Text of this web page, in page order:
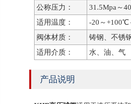
公称压力：
31.5Mpa～
适用温度：
-20～
阀体材质：
铸钢、不锈
适用介质：
水、油、气
产品说明